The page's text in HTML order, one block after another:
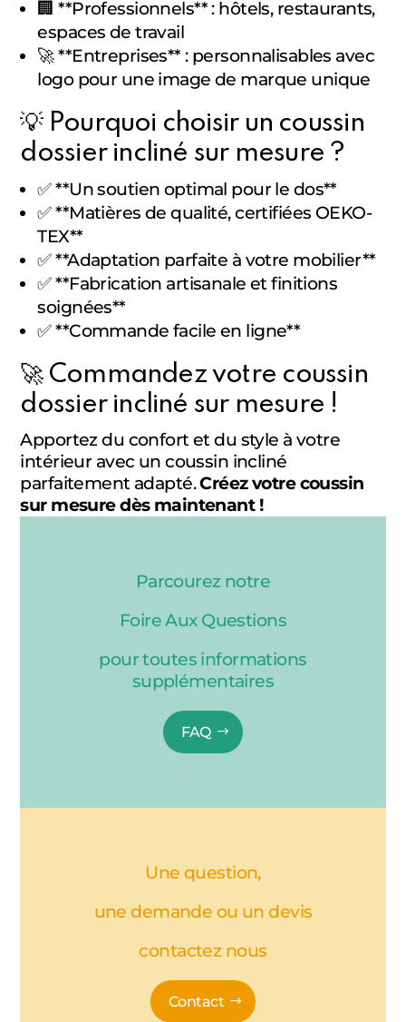
🏢 **Professionnels** : hôtels, restaurants,
espaces de travail
🚀 **Entreprises** : personnalisables avec
logo pour une image de marque unique
💡 Pourquoi choisir un coussin
dossier incliné sur mesure ?
✅ **Un soutien optimal pour le dos**
✅ **Matières de qualité, certifiées OEKO-
TEX**
✅ **Adaptation parfaite à votre mobilier**
✅ **Fabrication artisanale et finitions
soignées**
✅ **Commande facile en ligne**
🚀 Commandez votre coussin
dossier incliné sur mesure !
Apportez du confort et du style à votre
intérieur avec un coussin incliné
parfaitement adapté.Créez votre coussin
sur mesure dès maintenant !
Parcourez notre
Foire Aux Questions
pour toutes informations
supplémentaires
FAQ
Une question,
une demande ou un devis
contactez nous
Contact